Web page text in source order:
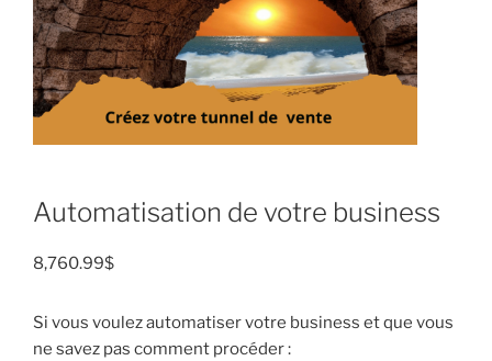
Automatisation de votre business
8,760.99$
Si vous voulez automatiser votre business et que vous
ne savez pas comment procéder :